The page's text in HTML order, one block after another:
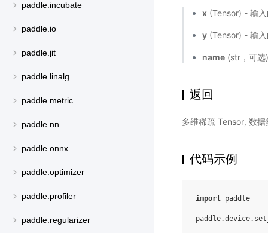
paddle.incubate
paddle.io
paddle.jit
paddle.linalg
paddle.metric
paddle.nn
paddle.onnx
paddle.optimizer
paddle.profiler
paddle.regularizer
x (Tensor) - 输
y (Tensor) - 输
name (str，可
返回
多维稀疏 Tensor, 数
代码示例
import paddle
paddle.device.